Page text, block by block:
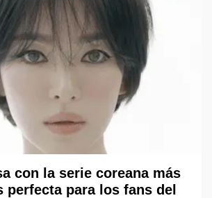
con la serie coreana más
perfecta para los fans del